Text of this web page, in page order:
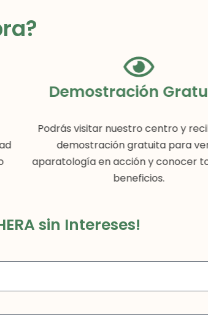
Demostración
Podrás visitar nuestro centro y
demostración gratuita para
aparatología en acción y conocer
beneficios.
sin Intereses!